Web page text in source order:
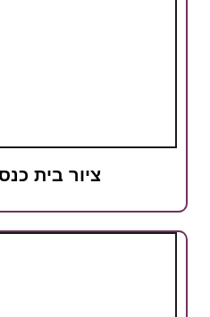
ציור בית כנסת לצביעה